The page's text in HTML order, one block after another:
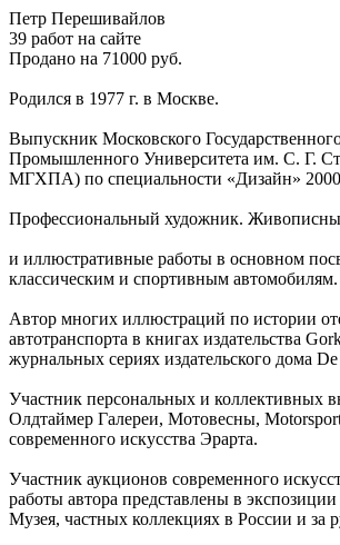
Петр Перешивайлов
39 работ на сайте
Продано на 71000 руб.
Родился в 1977 г. в Москве.
Выпускник Московского
Промышленного Университета им. С. Г.
МГХПА) по специальности «Дизайн» 2000
Профессиональный художник.
и иллюстративные работы в основном
классическим и спортивным автомобилям.
Автор многих иллюстраций по истории
автотранспорта в книгах издательства
журнальных сериях издательского дома
Участник персональных и коллективных
Олдтаймер Галереи, Мотовесны,
современного искусства Эрарта.
Участник аукционов современного
работы автора представлены в
Музея, частных коллекциях в России и за